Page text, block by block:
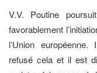
V.V. Poutine
favorablement
l’Union
refusé cela et il est